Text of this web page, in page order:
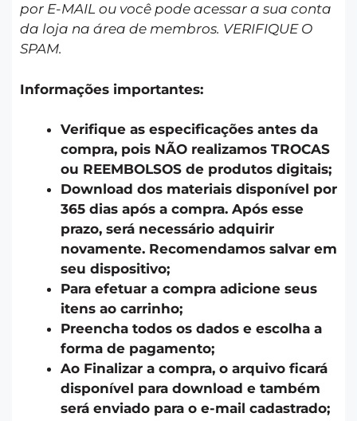
por E-MAIL ou você pode acessar a sua conta
da loja na área de membros. VERIFIQUE O
SPAM.
Informações importantes:
Verifique as especificações antes da
compra, pois NÃO realizamos TROCAS
ou REEMBOLSOS de produtos digitais;
Download dos materiais disponível por
365 dias após a compra. Após esse
prazo, será necessário adquirir
novamente. Recomendamos salvar em
seu dispositivo;
Para efetuar a compra adicione seus
itens ao carrinho;
Preencha todos os dados e escolha a
forma de pagamento;
Ao Finalizar a compra, o arquivo ficará
disponível para download e também
será enviado para o e-mail cadastrado;